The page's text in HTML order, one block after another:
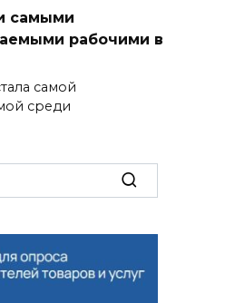
самыми
рабочими в
самой
среди